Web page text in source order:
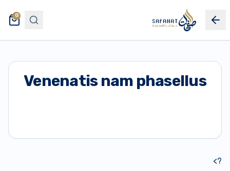
0
Venenatis nam phasellus
?>